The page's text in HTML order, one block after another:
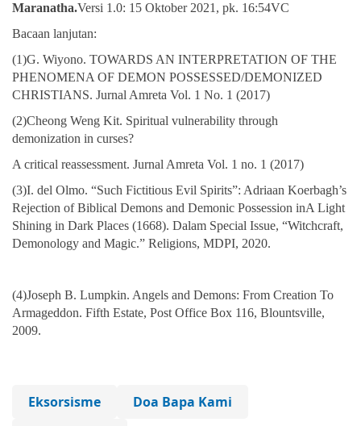
Maranatha.Versi 1.0: 15 Oktober 2021, pk. 16:54VC
Bacaan lanjutan:
(1)G. Wiyono. TOWARDS AN INTERPRETATION OF THE
PHENOMENA OF DEMON POSSESSED/DEMONIZED
CHRISTIANS. Jurnal Amreta Vol. 1 No. 1 (2017)
(2)Cheong Weng Kit. Spiritual vulnerability through
demonization in curses?
A critical reassessment. Jurnal Amreta Vol. 1 no. 1 (2017)
(3)I. del Olmo. “Such Fictitious Evil Spirits”: Adriaan Koerbagh’s
Rejection of Biblical Demons and Demonic Possession inA Light
Shining in Dark Places (1668). Dalam Special Issue, “Witchcraft,
Demonology and Magic.” Religions, MDPI, 2020.
(4)Joseph B. Lumpkin. Angels and Demons: From Creation To
Armageddon. Fifth Estate, Post Office Box 116, Blountsville,
2009.
Eksorsisme
Doa Bapa Kami